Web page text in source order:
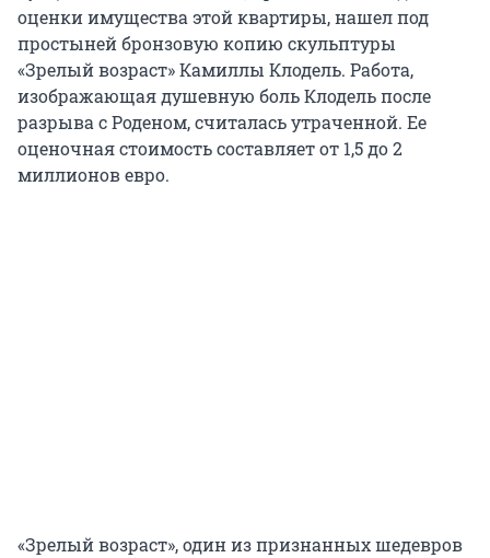
оценки имущества этой квартиры, нашел под
простыней бронзовую копию скульптуры
«Зрелый возраст» Камиллы Клодель. Работа,
изображающая душевную боль Клодель после
разрыва с Роденом, считалась утраченной. Ее
оценочная стоимость составляет от 1,5 до 2
миллионов евро.
«Зрелый возраст», один из признанных шедевров